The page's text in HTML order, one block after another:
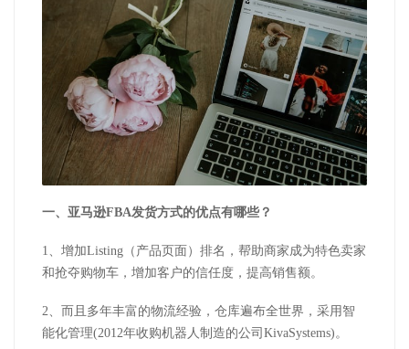
一、亚马逊FBA发货方式的优点有哪些？
1、增加Listing（产品页面）排名，帮助商家成为特色卖家
和抢夺购物车，增加客户的信任度，提高销售额。
2、而且多年丰富的物流经验，仓库遍布全世界，采用智
能化管理(2012年收购机器人制造的公司KivaSystems)。